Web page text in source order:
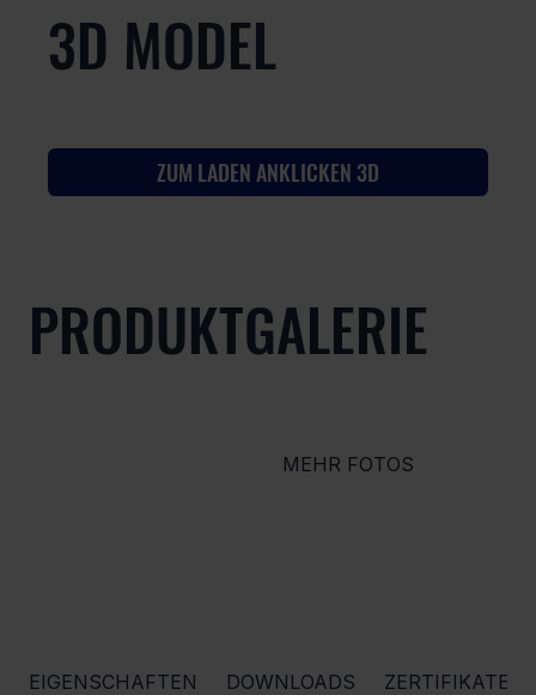
3D MODEL
ZUM LADEN ANKLICKEN 3D
PRODUKTGALERIE
MEHR FOTOS
EIGENSCHAFTEN ZERTIFIKATE
DOWNLOADS